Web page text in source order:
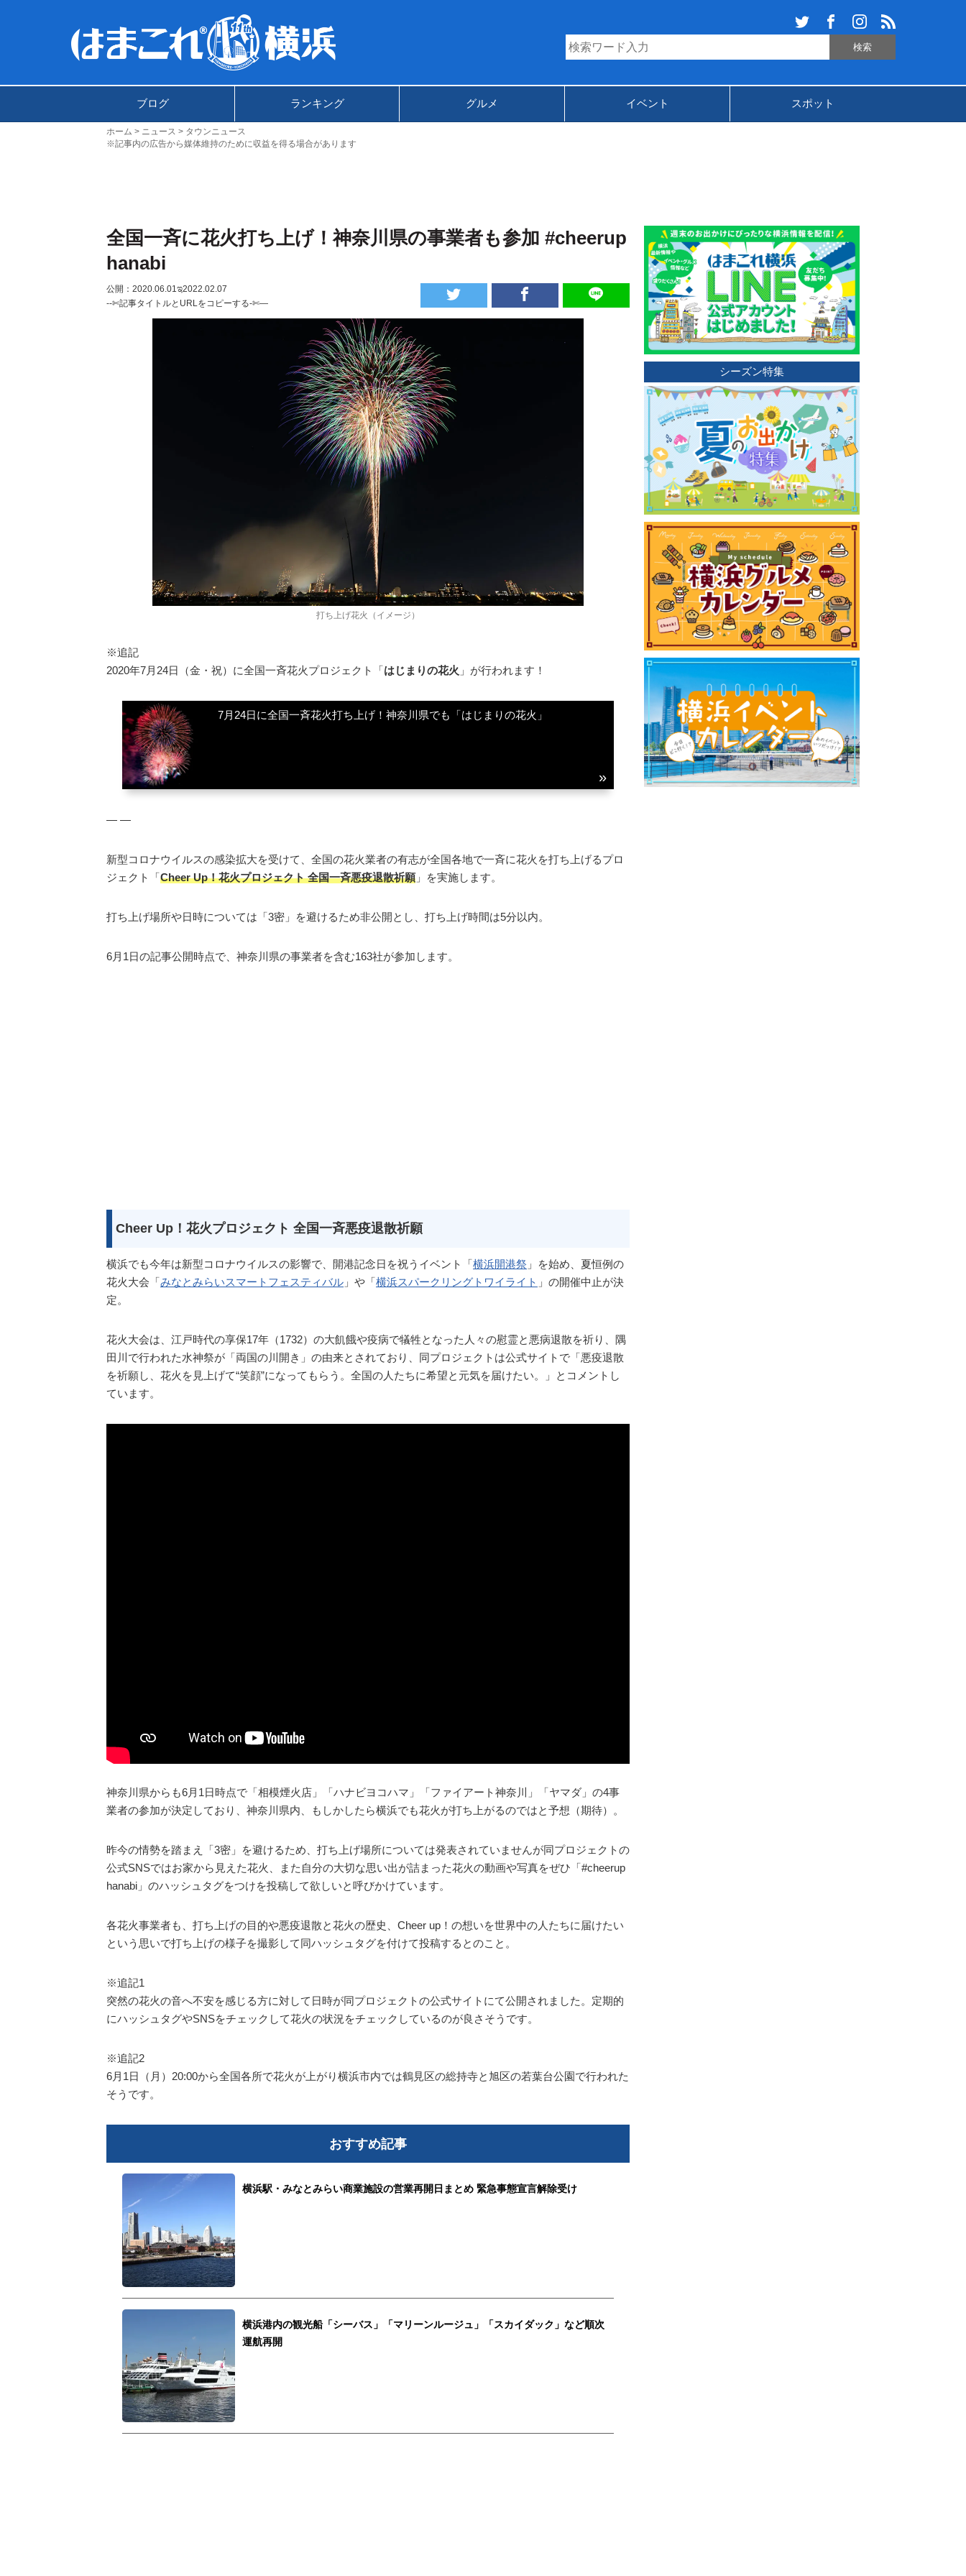
ブログ ランキング グルメ イベント スポット
ホーム ニュース
タウンニュース
※記事内の広告から媒体維持のために収益を得る場合があります
全国一斉に花火打ち上げ！神奈川県の事業者も参加 #cheerup
hanabi
公開：2020.06.01 ಇ2022.02.07
--✄記事タイトルとURLをコピーする-✄—
打ち上げ花火（イメージ）
※追記
2020年7月24日（金・祝）に全国一斉花火プロジェクト「はじまりの花火 」が行われます！
7月24日に全国一斉花火打ち上げ！神奈川県でも「はじまりの花火」
― ―
新型コロナウイルスの感染拡大を受けて、全国の花火業者の有志が全国各地で一斉に花火を打ち上げるプロ
ジェクト「Cheer Up！花火プロジェクト 全国一斉悪疫退散祈願」を実施します。
打ち上げ場所や日時については「3密」を避けるため非公開とし、打ち上げ時間は5分以内。
6月1日の記事公開時点で、神奈川県の事業者を含む163社が参加します。
Cheer Up！花火プロジェクト 全国一斉悪疫退散祈願
横浜でも今年は新型コロナウイルスの影響で、開港記念日を祝うイベント「横浜開港祭 」を始め、夏恒例の
花火大会「みなとみらいスマートフェスティバル 」や「横浜スパークリングトワイライト 」の開催中止が決
定。
花火大会は、江戸時代の享保17年（1732）の大飢餓や疫病で犠牲となった人々の慰霊と悪病退散を祈り、隅
田川で行われた水神祭が「両国の川開き」の由来とされており、同プロジェクトは公式サイトで「悪疫退散
を祈願し、花火を見上げて“笑顔”になってもらう。全国の人たちに希望と元気を届けたい。」とコメントし
ています。
神奈川県からも6月1日時点で「相模煙火店」「ハナビヨコハマ」「ファイアート神奈川」「ヤマダ」の4事
業者の参加が決定しており、神奈川県内、もしかしたら横浜でも花火が打ち上がるのではと予想（期待）。
昨今の情勢を踏まえ「3密」を避けるため、打ち上げ場所については発表されていませんが同プロジェクトの
公式SNSではお家から見えた花火、また自分の大切な思い出が詰まった花火の動画や写真をぜひ「#cheerup
hanabi」のハッシュタグをつけを投稿して欲しいと呼びかけています。
各花火事業者も、打ち上げの目的や悪疫退散と花火の歴史、Cheer up！の想いを世界中の人たちに届けたい
という思いで打ち上げの様子を撮影して同ハッシュタグを付けて投稿するとのこと。
※追記1
突然の花火の音へ不安を感じる方に対して日時が同プロジェクトの公式サイトにて公開されました。定期的
にハッシュタグやSNSをチェックして花火の状況をチェックしているのが良さそうです。
※追記2
6月1日（月）20:00から全国各所で花火が上がり横浜市内では鶴見区の総持寺と旭区の若葉台公園で行われた
そうです。
おすすめ記事
横浜駅・みなとみらい商業施設の営業再開日まとめ 緊急事態宣言解除受け
横浜港内の観光船「シーバス」「マリーンルージュ」「スカイダック」など順次
運航再開
シーズン特集